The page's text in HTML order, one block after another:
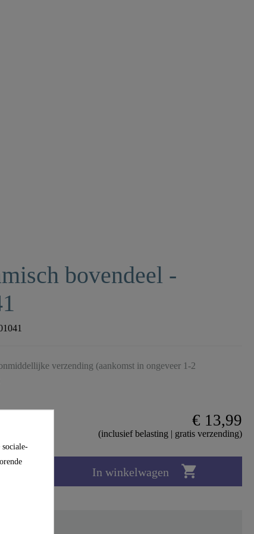
bovendeel -
verzending (aankomst in ongeveer 1-2
€ 13,99
(inclusief belasting | gratis verzending)
In winkelwagen 
sociale-